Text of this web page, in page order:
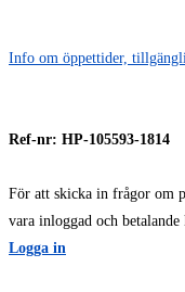
Info om öppettider,
Ref-nr: HP-105593-1814
För att skicka in frågor om
vara inloggad och betalande
Logga in